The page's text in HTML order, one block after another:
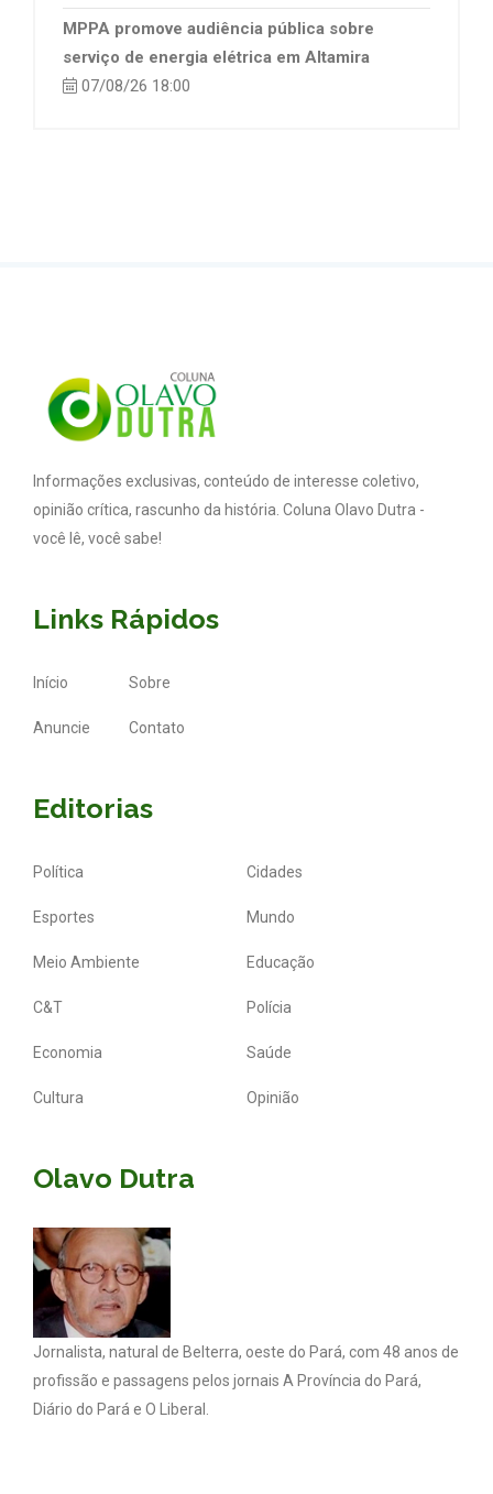
MPPA promove audiência pública sobre
serviço de energia elétrica em Altamira
07/08/26 18:00
Informações exclusivas, conteúdo de interesse coletivo,
opinião crítica, rascunho da história. Coluna Olavo Dutra -
você lê, você sabe!
Links Rápidos
Início Sobre
Anuncie Contato
Editorias
Política Cidades
Esportes Mundo
Meio Ambiente Educação
C&T Polícia
Economia Saúde
Cultura Opinião
Olavo Dutra
Jornalista, natural de Belterra, oeste do Pará, com 48 anos de
profissão e passagens pelos jornais A Província do Pará,
Diário do Pará e O Liberal.